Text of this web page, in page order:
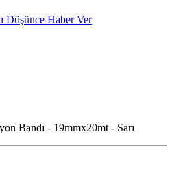
Düşünce Haber Ver
Bandı - 19mmx20mt - Sarı